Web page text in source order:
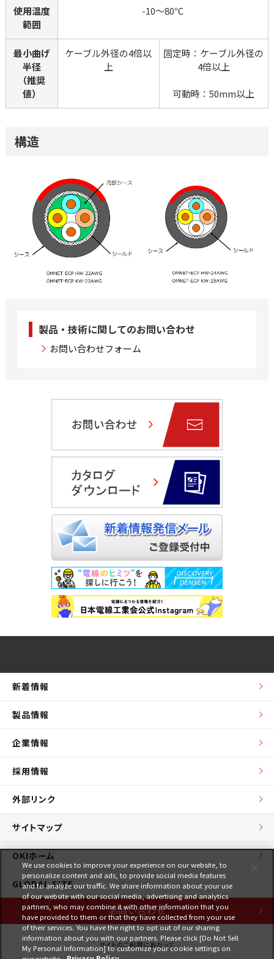
使用温度
範囲
-10～80℃
最小曲げ
半径
（推奨
値）
ケーブル外径の4倍以
上
固定時：ケーブル外径の
4倍以上
可動時：50mm以上
構造
製品・技術に関してのお問い合わせ
お問い合わせフォーム
新着情報
製品情報
企業情報
採用情報
外部リンク
サイトマップ
OKIホーム
GLOBAL SITE
お問い合わせ
サイトのご利用にあたって
We use cookies to improve your experience on our website, to
personalize content and ads, to provide social media features
and to analyze our traffic. We share information about your use
of our website with our social media, advertising and analytics
partners, who may combine it with other information that you
have provided to them or that they have collected from your use
of their services. You have the right to opt out of our sharing
information about you with our partners. Please click [Do Not Sell
My Personal Information] to customize your cookie settings on